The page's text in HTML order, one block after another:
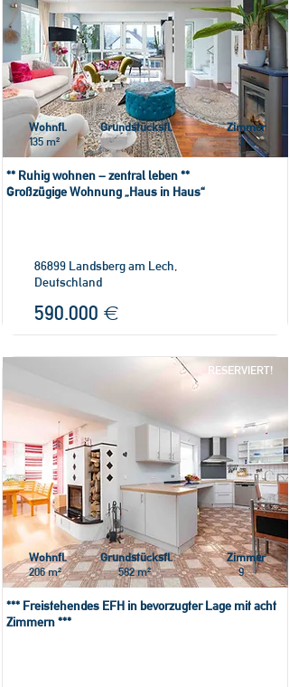
Wohnfl.
135 m²
Grundstücksfl.
Zimmer
3
** Ruhig wohnen – zentral leben **
Großzügige Wohnung „Haus in Haus“
86899 Landsberg am Lech,
Deutschland
590.000 €
RESERVIERT!
Wohnfl.
206 m²
Grundstücksfl.
582 m²
Zimmer
9
*** Freistehendes EFH in bevorzugter Lage mit acht
Zimmern ***